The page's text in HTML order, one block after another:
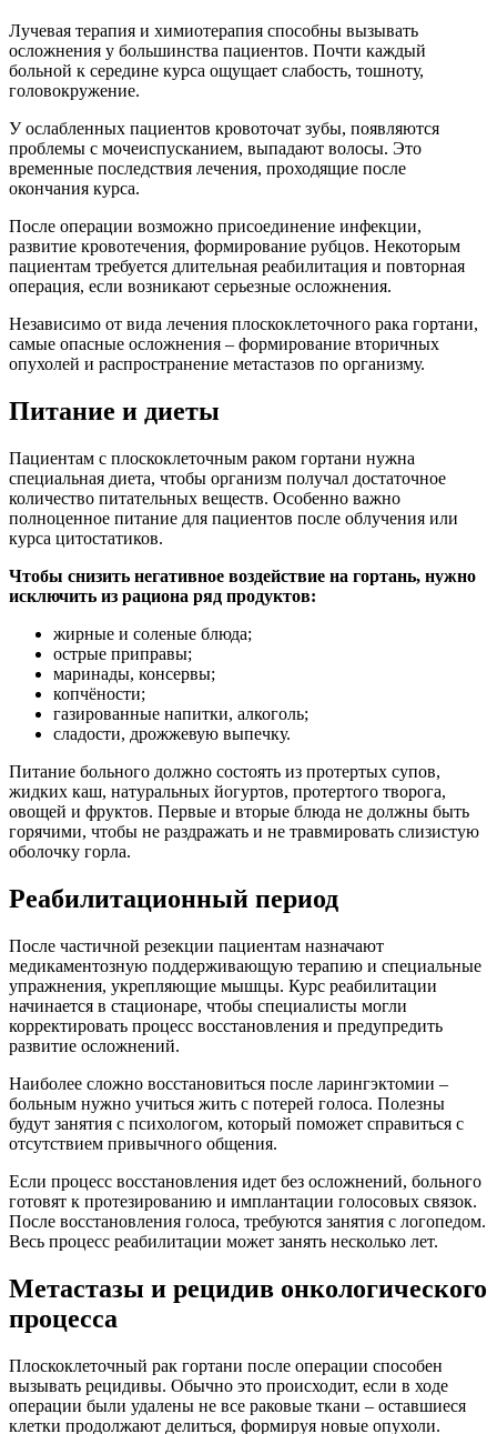
Лучевая терапия и химиотерапия способны вызывать
осложнения у большинства пациентов. Почти каждый
больной к середине курса ощущает слабость, тошноту,
головокружение.
У ослабленных пациентов кровоточат зубы, появляются
проблемы с мочеиспусканием, выпадают волосы. Это
временные последствия лечения, проходящие после
окончания курса.
После операции возможно присоединение инфекции,
развитие кровотечения, формирование рубцов. Некоторым
пациентам требуется длительная реабилитация и повторная
операция, если возникают серьезные осложнения.
Независимо от вида лечения плоскоклеточного рака гортани,
самые опасные осложнения – формирование вторичных
опухолей и распространение метастазов по организму.
Питание и диеты
Пациентам с плоскоклеточным раком гортани нужна
специальная диета, чтобы организм получал достаточное
количество питательных веществ. Особенно важно
полноценное питание для пациентов после облучения или
курса цитостатиков.
Чтобы снизить негативное воздействие на гортань, нужно
исключить из рациона ряд продуктов:
жирные и соленые блюда;
острые приправы;
маринады, консервы;
копчёности;
газированные напитки, алкоголь;
сладости, дрожжевую выпечку.
Питание больного должно состоять из протертых супов,
жидких каш, натуральных йогуртов, протертого творога,
овощей и фруктов. Первые и вторые блюда не должны быть
горячими, чтобы не раздражать и не травмировать слизистую
оболочку горла.
Реабилитационный период
После частичной резекции пациентам назначают
медикаментозную поддерживающую терапию и специальные
упражнения, укрепляющие мышцы. Курс реабилитации
начинается в стационаре, чтобы специалисты могли
корректировать процесс восстановления и предупредить
развитие осложнений.
Наиболее сложно восстановиться после ларингэктомии –
больным нужно учиться жить с потерей голоса. Полезны
будут занятия с психологом, который поможет справиться с
отсутствием привычного общения.
Если процесс восстановления идет без осложнений, больного
готовят к протезированию и имплантации голосовых связок.
После восстановления голоса, требуются занятия с логопедом.
Весь процесс реабилитации может занять несколько лет.
Метастазы и рецидив онкологического
процесса
Плоскоклеточный рак гортани после операции способен
вызывать рецидивы. Обычно это происходит, если в ходе
операции были удалены не все раковые ткани – оставшиеся
клетки продолжают делиться, формируя новые опухоли.